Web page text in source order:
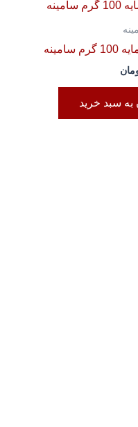
به سبد خرید